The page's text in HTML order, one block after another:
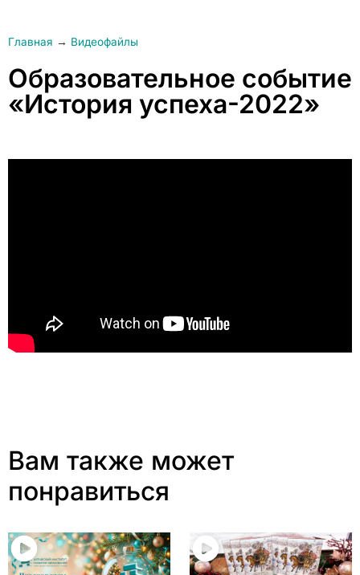
Главная → Видеофайлы
Образовательное событие
«История успеха-2022»
Вам также может
понравиться